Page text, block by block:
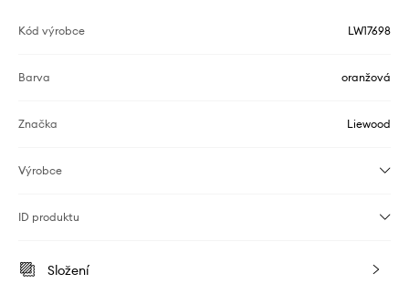
Kód výrobce LW17698
Barva oranžová
Značka Liewood
Výrobce
ID produktu
Složení